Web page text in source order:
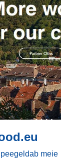
meie